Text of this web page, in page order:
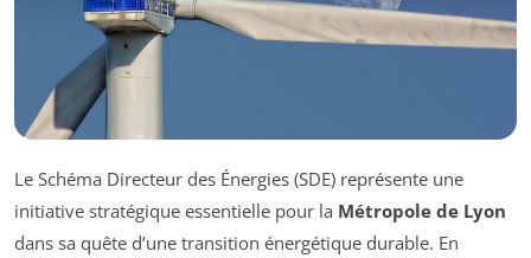
Le Schéma Directeur des Énergies (SDE) représente une
initiative stratégique essentielle pour la Métropole de Lyon
dans sa quête d’une transition énergétique durable. En